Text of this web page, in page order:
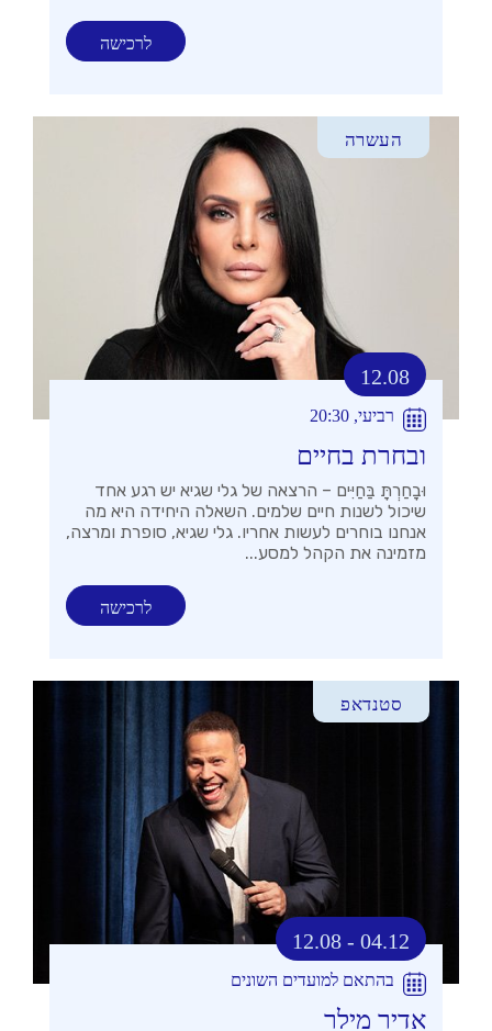
לרכישה
העשרה
12.08
רביעי, 20:30
ובחרת בחיים
וּבָחַרְתָּ בַּחַיִּים – הרצאה של גלי שגיא יש רגע אחד
שיכול לשנות חיים שלמים. השאלה היחידה היא מה
אנחנו בוחרים לעשות אחריו. גלי שגיא, סופרת ומרצה,
מזמינה את הקהל למסע...
לרכישה
סטנדאפ
12.08 - 04.12
בהתאם למועדים השונים
אדיר מילר